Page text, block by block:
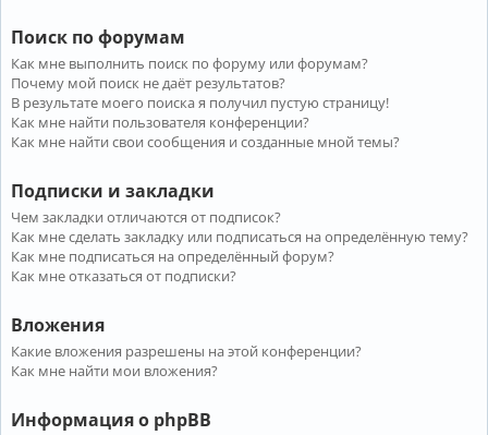
Поиск по форумам
Как мне выполнить поиск по форуму или форумам?
Почему мой поиск не даёт результатов?
В результате моего поиска я получил пустую страницу!
Как мне найти пользователя конференции?
Как мне найти свои сообщения и созданные мной темы?
Подписки и закладки
Чем закладки отличаются от подписок?
Как мне сделать закладку или подписаться на определённую тему?
Как мне подписаться на определённый форум?
Как мне отказаться от подписки?
Вложения
Какие вложения разрешены на этой конференции?
Как мне найти мои вложения?
Информация о phpBB